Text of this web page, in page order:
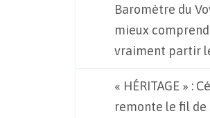
Baromètre du
mieux
vraiment partir
« HÉRITAGE » :
remonte le fil de